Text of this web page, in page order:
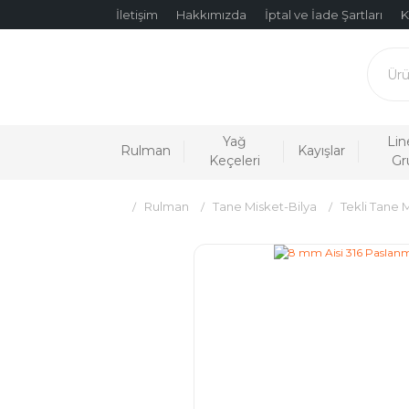
İletişim Hakkımızda İptal ve İade Şartları
Rulman
Yağ
Keçeleri
Kayışlar
Rulman Tane Misket-Bilya Tekli Tane